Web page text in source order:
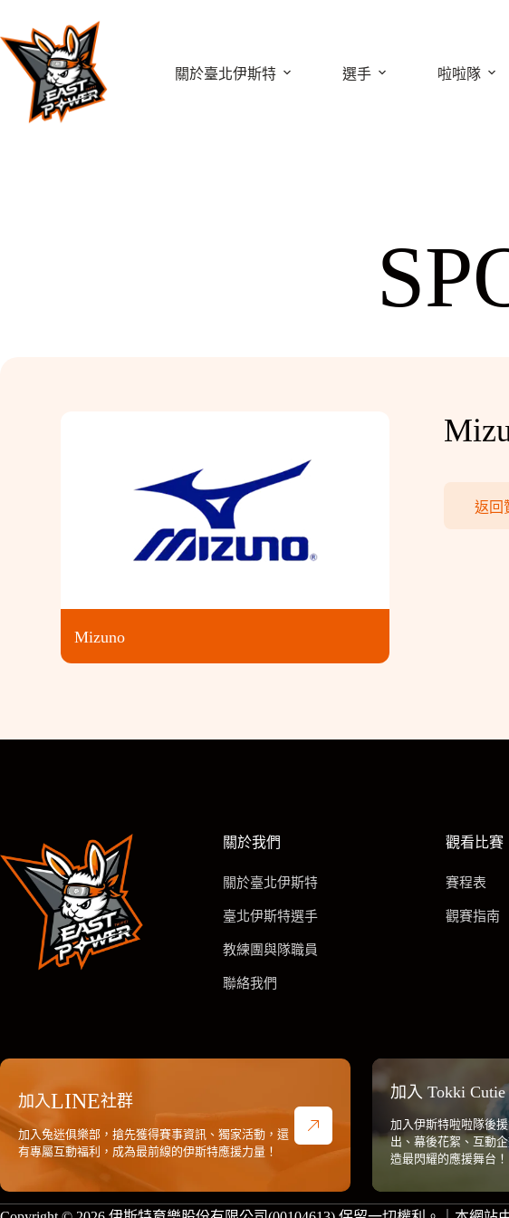
至
主
關於臺北伊斯特 選手 啦啦隊
Mizuno
返回
關於我們
關於臺北伊斯特
臺北伊斯特選手
教練團與隊職員
聯絡我們
觀看比賽
賽程表
觀賽指南
加入LINE社群
加入兔迷俱樂部，搶先獲得賽事資訊、獨家活動，還
有專屬互動福利，成為最前線的伊斯特應援力量！
加入 Tokki
加入伊斯特啦啦隊後
出、幕後花絮、互動
造最閃耀的應援舞台！